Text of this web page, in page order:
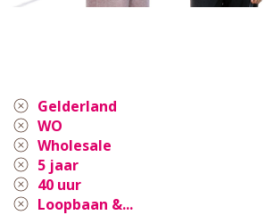
Gelderland
WO
Wholesale
5 jaar
40 uur
Loopbaan &...